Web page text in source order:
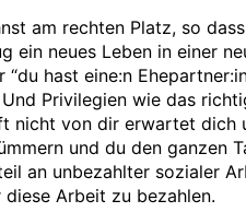
am rechten Platz, so
ein neues Leben in einer
“du hast eine:n
Privilegien wie das
nicht von dir erwartet dich
und du den ganzen
an unbezahlter sozialer
Arbeit zu bezahlen.